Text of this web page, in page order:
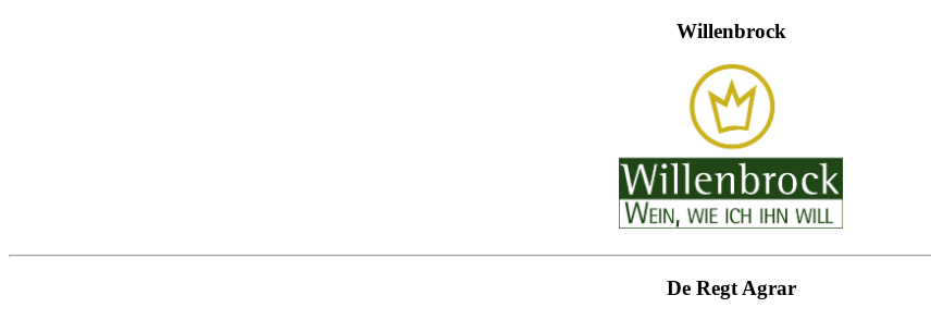
Willenbrock
De Regt Agrar